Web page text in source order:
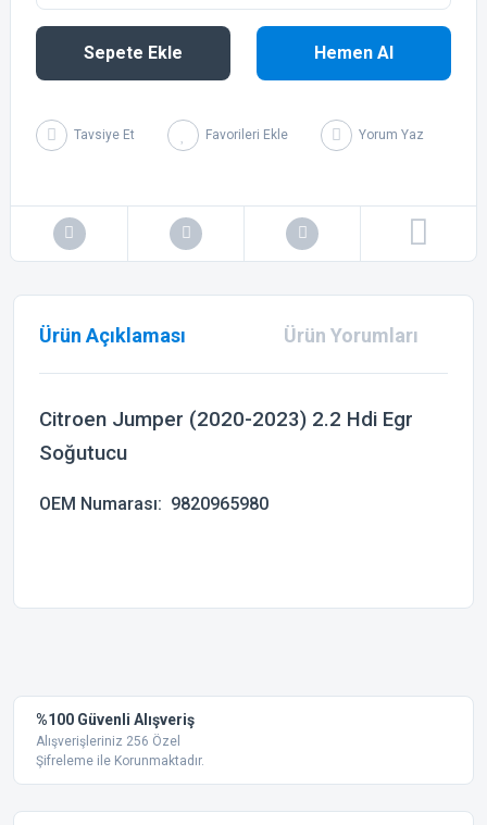
Sepete Ekle Hemen Al
Tavsiye Et Yorum Yaz
Ürün Açıklaması Ürün Yorumları
Citroen Jumper (2020-2023) 2.2 Hdi Egr
Soğutucu
OEM Numarası: 9820965980
Ürün resmi kalitesiz, bozuk veya görüntülenemiyor.
Ürün açıklamasında eksik bilgiler bulunuyor.
%100 Güvenli Alışveriş
Alışverişleriniz 256 Özel
Şifreleme ile Korunmaktadır.